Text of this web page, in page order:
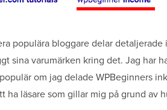
populära bloggare delar
sina varumärken kring det. Jag har
om jag delade WPBeginners
ha läsare som gillar mig på grund av